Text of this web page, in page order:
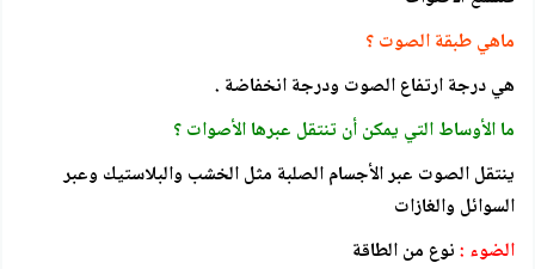
ماهي طبقة الصوت ؟
هي درجة ارتفاع الصوت ودرجة انخفاضة .
ما الأوساط التي يمكن أن تنتقل عبرها الأصوات ؟
ينتقل الصوت عبر الأجسام الصلبة مثل الخشب والبلاستيك وعبر
السوائل والغازات
الضوء :نوع من الطاقة